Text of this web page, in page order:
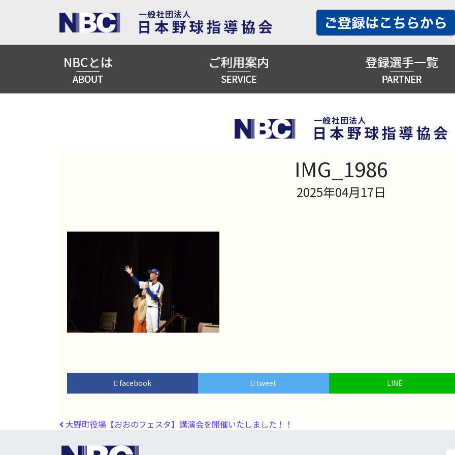
IMG_1986
2025年04月17日
facebook tweet LINE
投稿ナビゲーション
大野町役場【おおのフェスタ】講演会を開催いたしました！！